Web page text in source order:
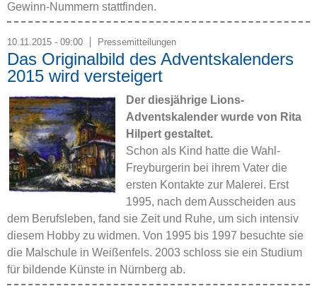
Gewinn-Nummern stattfinden.
10.11.2015 - 09:00 Pressemitteilungen
Das Originalbild des Adventskalenders
2015 wird versteigert
Der diesjährige Lions-
Adventskalender wurde von Rita
Hilpert gestaltet.
Schon als Kind hatte die Wahl-
Freyburgerin bei ihrem Vater die
ersten Kontakte zur Malerei. Erst
1995, nach dem Ausscheiden aus
dem Berufsleben, fand sie Zeit und Ruhe, um sich intensiv
diesem Hobby zu widmen. Von 1995 bis 1997 besuchte sie
die Malschule in Weißenfels. 2003 schloss sie ein Studium
für bildende Künste in Nürnberg ab.